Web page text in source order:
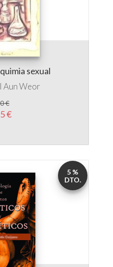
sexual
Aun Weor
€
€
5 %
DTO.